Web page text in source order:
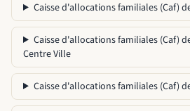
Caisse d'allocations familiales (Caf)
Caisse d'allocations familiales (Caf)
Centre Ville
Caisse d'allocations familiales (Caf)